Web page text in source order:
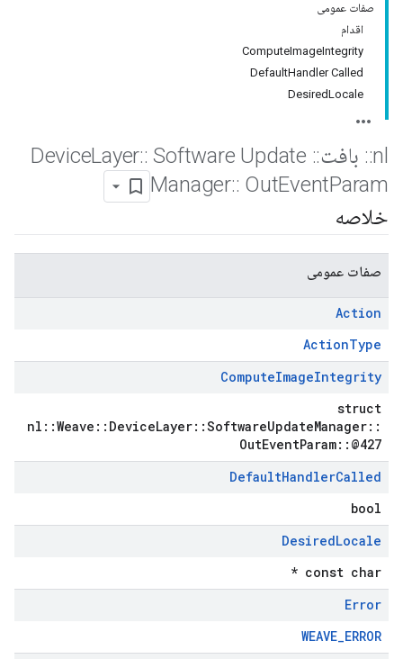
صفات عمومی
اقدام
ComputeImageIntegrity
DefaultHandler Called
DesiredLocale
nl
:: بافت::
Layer:: Software Update
Manager:: OutEventParam
خلاصه
صفات عمومی
Action
ActionType
ComputeImageIntegrity
struct
nl::Weave::DeviceLayer::SoftwareUpdateManager::
OutEventParam::@427
DefaultHandlerCalled
bool
DesiredLocale
const char *
Error
WEAVE_ERROR